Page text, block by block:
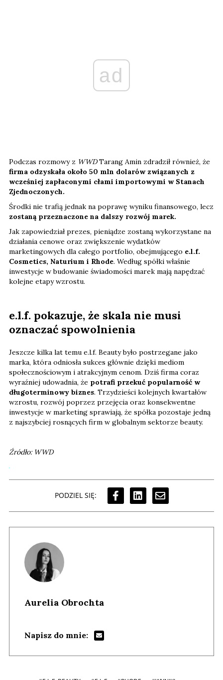
ad
Podczas rozmowy z WWDTarang Amin zdradził również, że
firma odzyskała około 50 mln dolarów związanych z
wcześniej zapłaconymi cłami importowymi w Stanach
Zjednoczonych.
Środki nie trafią jednak na poprawę wyniku finansowego, lecz
zostaną przeznaczone na dalszy rozwój marek.
Jak zapowiedział prezes, pieniądze zostaną wykorzystane na
działania cenowe oraz zwiększenie wydatków
marketingowych dla całego portfolio, obejmującego e.l.f.
Cosmetics, Naturium i Rhode. Według spółki właśnie
inwestycje w budowanie świadomości marek mają napędzać
kolejne etapy wzrostu.
e.l.f. pokazuje, że skala nie musi
oznaczać spowolnienia
Jeszcze kilka lat temu e.l.f. Beauty było postrzegane jako
marka, która odniosła sukces głównie dzięki mediom
społecznościowym i atrakcyjnym cenom. Dziś firma coraz
wyraźniej udowadnia, że potrafi przekuć popularność w
długoterminowy biznes. Trzydzieści kolejnych kwartałów
wzrostu, rozwój poprzez przejęcia oraz konsekwentne
inwestycje w marketing sprawiają, że spółka pozostaje jedną
z najszybciej rosnących firm w globalnym sektorze beauty.
Źródło: WWD
PODZIEL SIĘ:
Aurelia Obrochta
Napisz do mnie: